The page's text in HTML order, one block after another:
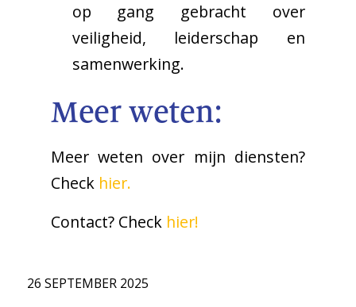
op gang gebracht over
veiligheid, leiderschap en
samenwerking.
Meer weten:
Meer weten over mijn diensten?
Check hier.
Contact? Check hier!
26 SEPTEMBER 2025